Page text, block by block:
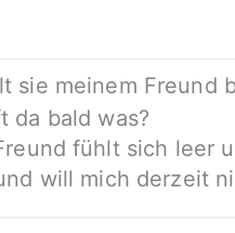
sie meinem Freund
da bald was?
fühlt sich leer
will mich derzeit